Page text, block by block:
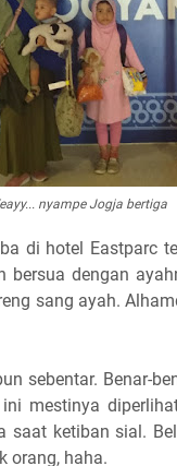
nyampe Jogja bertiga
di hotel Eastparc
bersua dengan
sang ayah.
sebentar. Benar-
mestinya
saat ketiban sial.
orang, haha.